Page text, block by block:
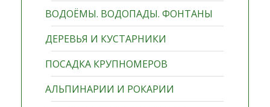
ВОДОЁМЫ. ВОДОПАДЫ. ФОНТАНЫ
ДЕРЕВЬЯ И КУСТАРНИКИ
ПОСАДКА КРУПНОМЕРОВ
АЛЬПИНАРИИ И РОКАРИИ